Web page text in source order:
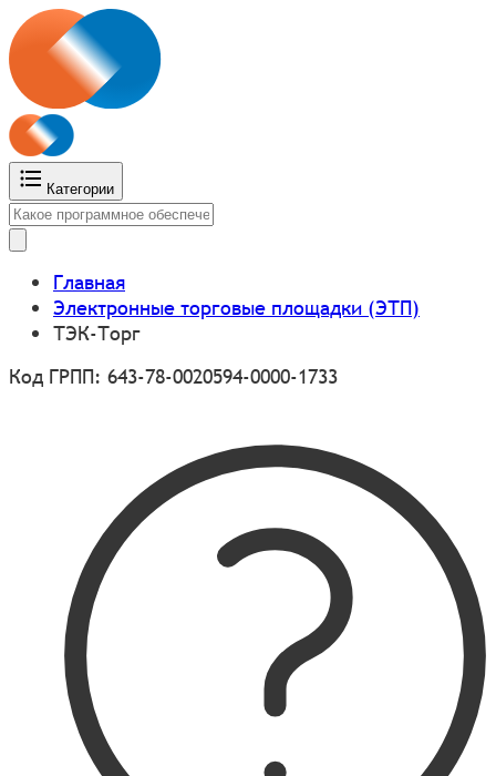
Категории
Главная
Электронные торговые площадки (ЭТП)
ТЭК-Торг
Код ГРПП: 643-78-0020594-0000-1733